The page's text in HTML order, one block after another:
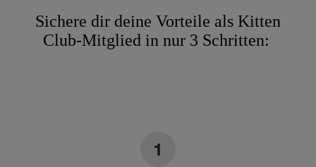
Sichere dir deine Vorteile als Kitten
Club-Mitglied in nur 3 Schritten: